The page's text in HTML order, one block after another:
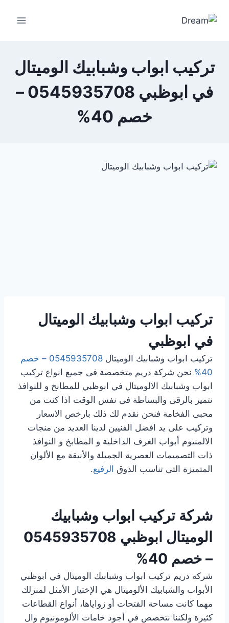
تركيب ابواب وشبابيك الوميتال
في ابوظبي 0545935708 –
خصم 40%
تركيب ابواب وشبابيك الوميتال
في ابوظبي
تركيب ابواب وشبابيك الوميتال
0545935708 – خصم
40%
نحن شركة دريم متخصصة فى جميع انواع تركيب
ابواب وشبابيك الالوميتال في ابوظبي للمطابخ و للنوافذ
نتميز بالرقى والبساطة فى نفس الوقت اذا كنت من
محبى الفخامة فنحن نقدم لك ذلك بارخص الاسعار
وتركيب على يد افضل الفنيين لدينا العديد من منجات
الالمنيوم أبواب الغرف الداخلية و المطابخ و النوافذ
ذات التصميمات العصرية الجميلة والأنيقة مع الألوان
المتميزة التى تناسب الذوق الرفيع.
شركة تركيب ابواب وشبابيك
الوميتال ابوظبي 0545935708
– خصم 40%
شركة دريم تركيب ابواب وشبابيك الوميتال في ابوظبي
الأبواب والشبابيك الألوميتال هي الإختيار الأمثل لمنزلك
مهما كانت مساحة الفتحات أو زواياها، أنواع القطاعات
كثيرة ولكننا نتخصص في أجود خامات الألومونيوم وال